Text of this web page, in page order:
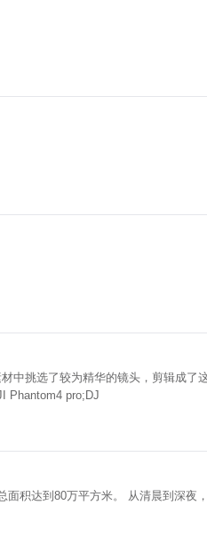
挑选了较为精华的镜头，剪辑成了
X5S; DJI Phantom4 pro;DJ
积达到80万平方米。 从清晨到深夜